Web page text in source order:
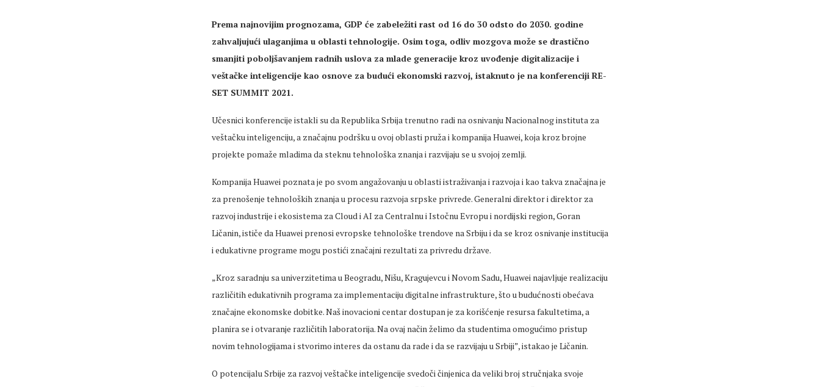
Prema najnovijim prognozama, GDP će zabeležiti rast od 16 do 30 odsto do 2030. godine
zahvaljujući ulaganjima u oblasti tehnologije. Osim toga, odliv mozgova može se drastično
smanjiti poboljšavanjem radnih uslova za mlade generacije kroz uvođenje digitalizacije i
veštačke inteligencije kao osnove za budući ekonomski razvoj, istaknuto je na konferenciji RE-
SET SUMMIT 2021.
Učesnici konferencije istakli su da Republika Srbija trenutno radi na osnivanju Nacionalnog instituta za
veštačku inteligenciju, a značajnu podršku u ovoj oblasti pruža i kompanija Huawei, koja kroz brojne
projekte pomaže mladima da steknu tehnološka znanja i razvijaju se u svojoj zemlji.
Kompanija Huawei poznata je po svom angažovanju u oblasti istraživanja i razvoja i kao takva značajna je
za prenošenje tehnoloških znanja u procesu razvoja srpske privrede. Generalni direktor i direktor za
razvoj industrije i ekosistema za Cloud i AI za Centralnu i Istočnu Evropu i nordijski region, Goran
Ličanin, ističe da Huawei prenosi evropske tehnološke trendove na Srbiju i da se kroz osnivanje institucija
i edukativne programe mogu postići značajni rezultati za privredu države.
„Kroz saradnju sa univerzitetima u Beogradu, Nišu, Kragujevcu i Novom Sadu, Huawei najavljuje realizaciju
različitih edukativnih programa za implementaciju digitalne infrastrukture, što u budućnosti obećava
značajne ekonomske dobitke. Naš inovacioni centar dostupan je za korišćenje resursa fakultetima, a
planira se i otvaranje različitih laboratorija. Na ovaj način želimo da studentima omogućimo pristup
novim tehnologijama i stvorimo interes da ostanu da rade i da se razvijaju u Srbiji”, istakao je Ličanin.
O potencijalu Srbije za razvoj veštačke inteligencije svedoči činjenica da veliki broj stručnjaka svoje